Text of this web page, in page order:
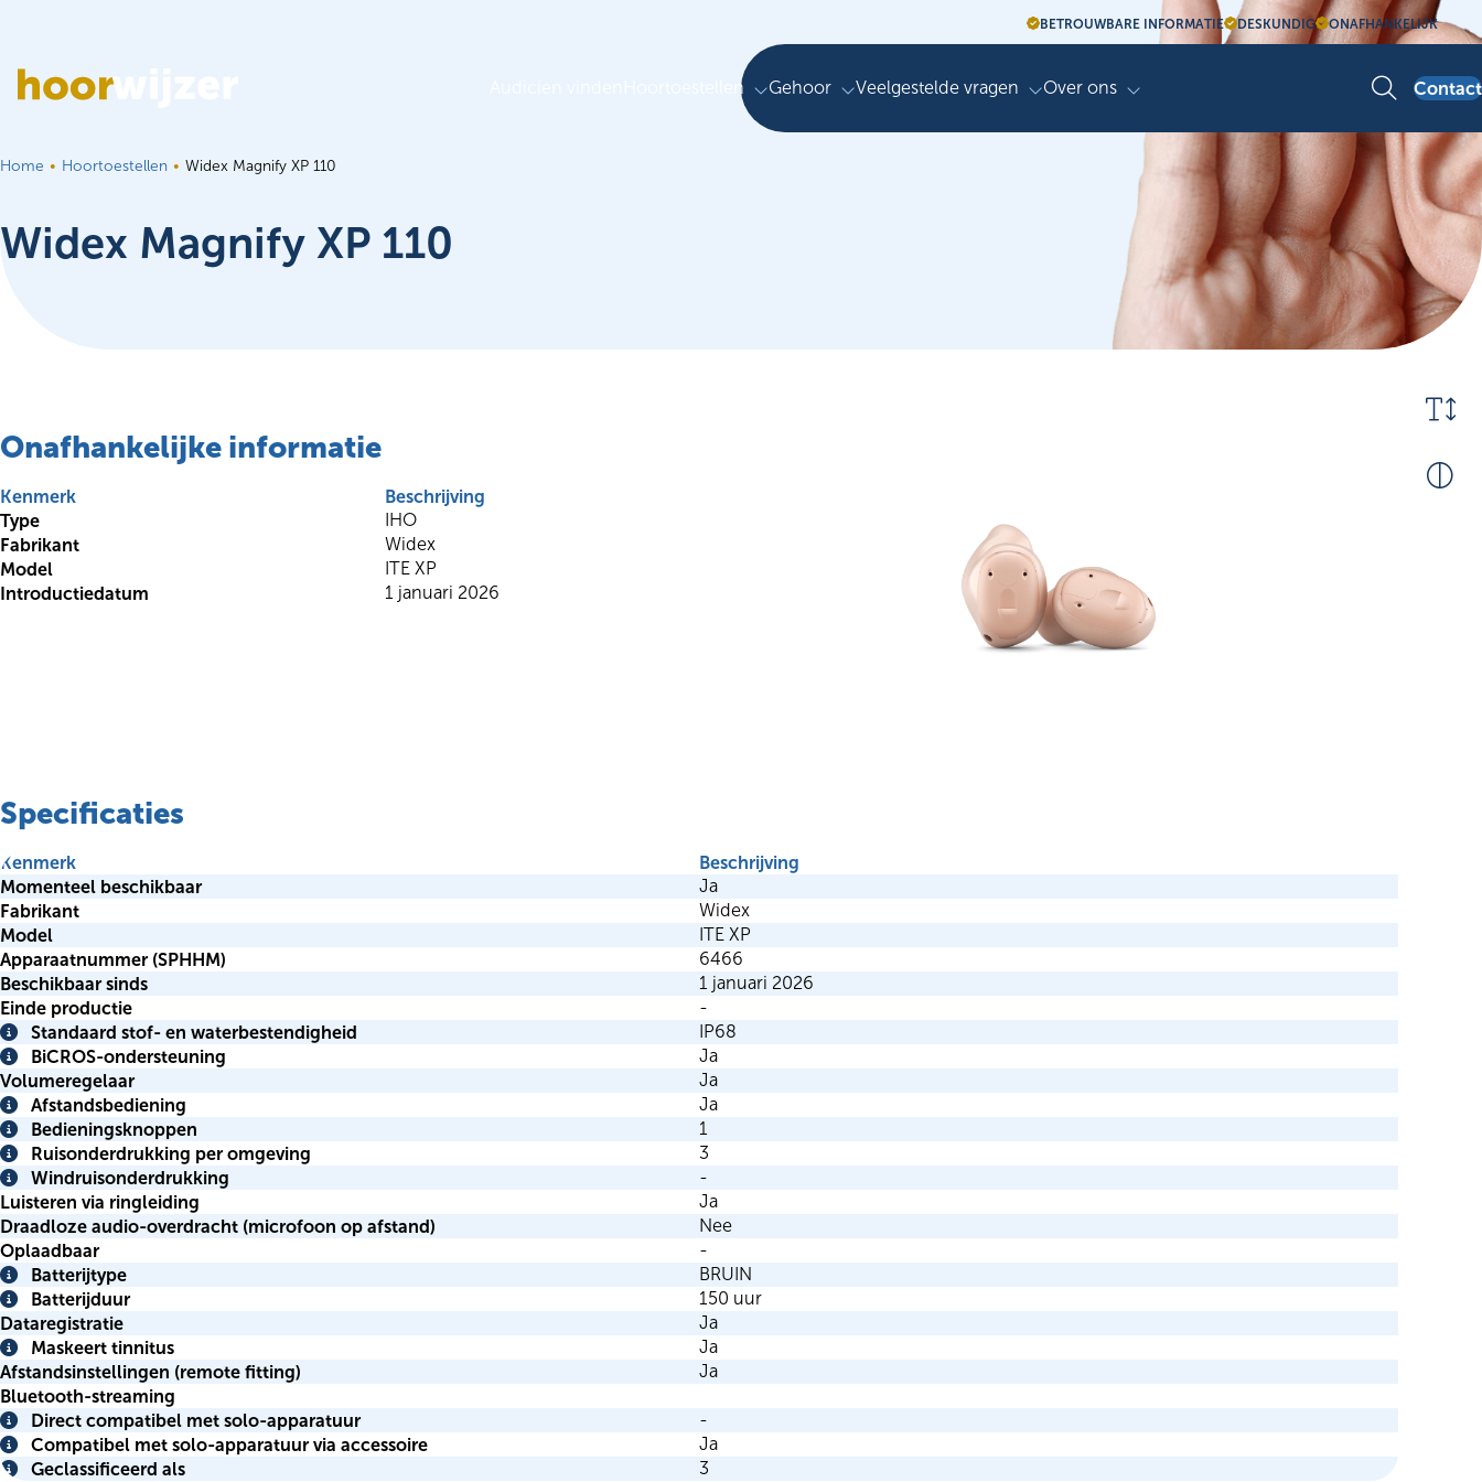
BETROUWBARE INFORMATIE DESKUNDIG ONAFHANKELIJK
Hoortoestellen Gehoor Veelgestelde vragen Over ons Contact
Home Hoortoestellen Widex Magnify XP 110
Widex Magnify XP 110
Onafhankelijke informatie
Kenmerk
Beschrijving
Type
IHO
Fabrikant Widex
Model ITE XP
Introductiedatum 1 januari 2026
Specificaties
Kenmerk
Beschrijving
Momenteel beschikbaar
Ja
Fabrikant Widex
Model ITE XP
Apparaatnummer (SPHHM) 6466
Beschikbaar sinds 1 januari 2026
Einde productie -
Info
Standaard stof- en waterbestendigheid IP68
Info
BiCROS-ondersteuning Ja
Volumeregelaar Ja
Info
Afstandsbediening Ja
Info
Bedieningsknoppen 1
Info
Ruisonderdrukking per omgeving 3
Info
Windruisonderdrukking -
Luisteren via ringleiding Ja
Draadloze audio-overdracht (microfoon op afstand) Nee
Oplaadbaar -
Info
Batterijtype BRUIN
Info
Batterijduur 150 uur
Dataregistratie Ja
Info
Maskeert tinnitus Ja
Afstandsinstellingen (remote fitting) Ja
Bluetooth-streaming
Info
Direct compatibel met solo-apparatuur -
Info
Compatibel met solo-apparatuur via accessoire Ja
Geclassificeerd als 3